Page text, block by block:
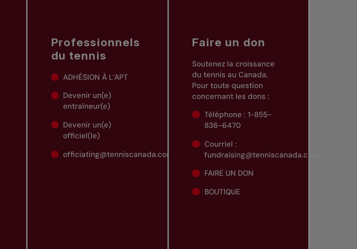
Professionnels
du tennis
ADHÉSION À L’APT
Devenir un(e)
entraîneur(e)
Devenir un(e)
officiel(le)
officiating@tenniscanada.com
Faire un don
Soutenez la croissance
du tennis au Canada.
Pour toute question
concernant les dons :
Téléphone : 1-855-
836-6470
Courriel :
fundraising@tenniscanada.com
FAIRE UN DON
BOUTIQUE